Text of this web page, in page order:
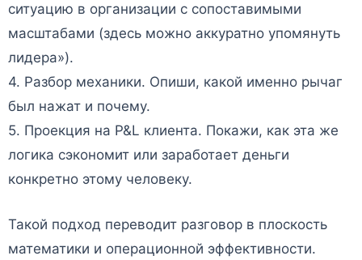
ситуацию в организации с сопоставимыми
масштабами (здесь можно аккуратно упомянуть
лидера»).
4. Разбор механики. Опиши, какой именно рычаг
был нажат и почему.
5. Проекция на P&L клиента. Покажи, как эта же
логика сэкономит или заработает деньги
конкретно этому человеку.
Такой подход переводит разговор в плоскость
математики и операционной эффективности.